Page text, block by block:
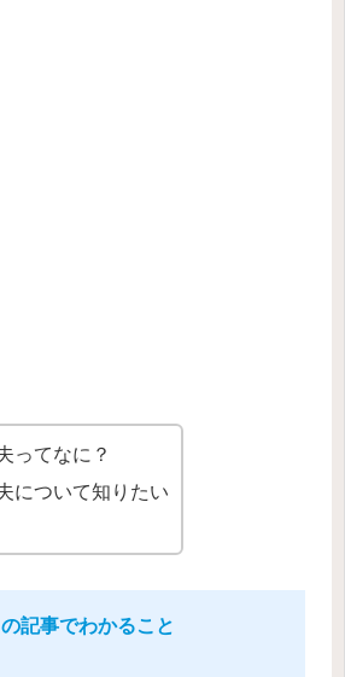
ってなに？
について知りたい
記事でわかること